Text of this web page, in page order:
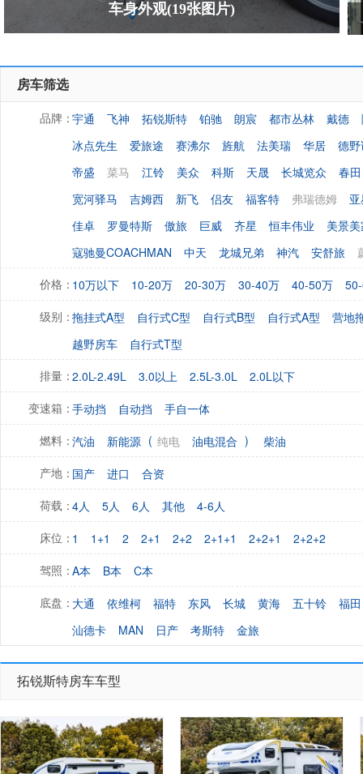
车身外观(19张图片)
房车筛选
品牌：宇通 飞神 拓锐斯特 铂驰 朗宸 都市丛林 戴德
冰点先生
爱旅途 赛沸尔 旌航 法美瑞 华居
德
帝盛
菜马 江铃 美众 科斯 天晟 长城览众
春田
宽河驿马
吉姆西 新飞 侣友 福客特 弗瑞德姆
佳卓
罗曼特斯 傲旅 巨威 齐星 恒丰伟业
美景
寇驰曼COACHMAN
中天 龙城兄弟 神汽 安舒旅
价格：10万以下 10-20万 20-30万 30-40万 40-50万
级别：拖挂式A型 自行式C型 自行式B型 自行式A型
营地
越野房车
自行式T型
排量：2.0L-2.49L 3.0以上 2.5L-3.0L 2.0L以下
变速箱：手动挡 自动挡 手自一体
燃料：汽油 新能源 ( 纯电 油电混合 ) 柴油
产地：国产 进口 合资
荷载：4人 5人 6人 其他 4-6人
床位：1 1+1 2 2+1 2+2 2+1+1 2+2+1 2+2+2
驾照：A本 B本 C本
底盘：大通 依维柯 福特 东风 长城 黄海 五十铃
福田
汕德卡
MAN 日产 考斯特 金旅
拓锐斯特房车车型